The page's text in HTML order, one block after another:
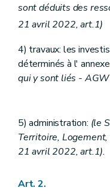
sont déduits des
21 avril 2022, art.1)
4) travaux: les
déterminés à l'
qui y sont liés -
5) administration: (le
Territoire,
21 avril 2022, art.1).
Art. 2.